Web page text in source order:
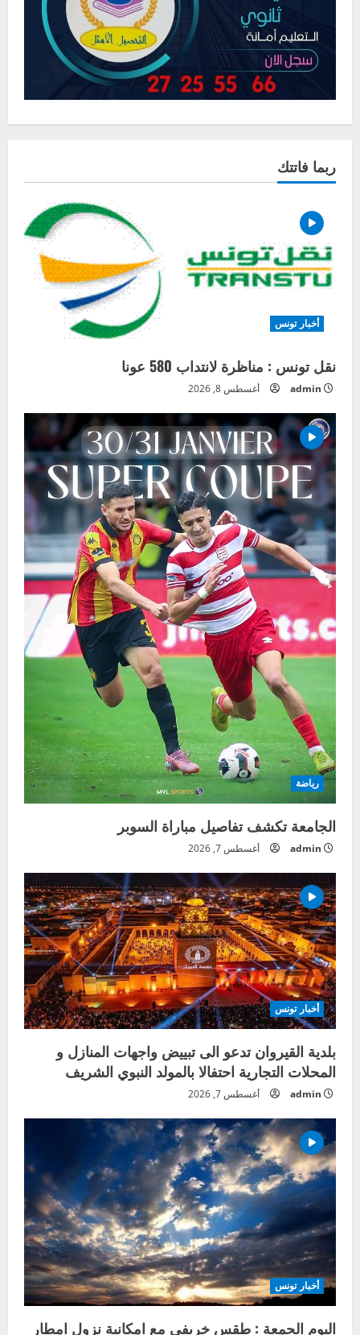
ربما فاتتك
أخبار تونس
نقل تونس : مناظرة لانتداب 580 عونا
admin أغسطس 8, 2026
رياضة
الجامعة تكشف تفاصيل مباراة السوبر
admin أغسطس 7, 2026
أخبار تونس
بلدية القيروان تدعو الى تبييض واجهات المنازل و
المحلات التجارية احتفالا بالمولد النبوي الشريف
admin أغسطس 7, 2026
أخبار تونس
اليوم الجمعة : طقس خريفي مع امكانية نزول امطار